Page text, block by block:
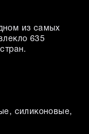
из самых
635
силиконовые,